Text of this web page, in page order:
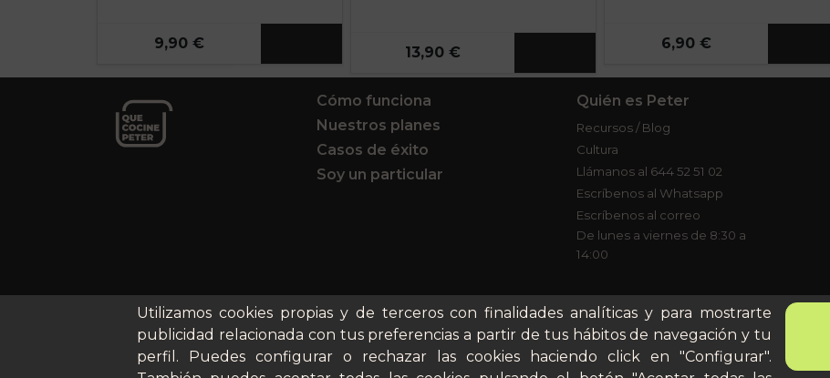
9,90 €
13,90 €
6,90 €
Utilizamos cookies propias y de terceros con finalidades analíticas y para mostrarte
publicidad relacionada con tus preferencias a partir de tus hábitos de navegación y tu
perfil. Puedes configurar o rechazar las cookies haciendo click en "Configurar".
Cómo funciona
Nuestros planes
Casos de éxito
Soy un particular
Quién es Peter
Recursos / Blog
Cultura
Llámanos al 644 52 51 02
Escríbenos al Whatsapp
Escríbenos al correo
De lunes a viernes de 8:30 a
14:00